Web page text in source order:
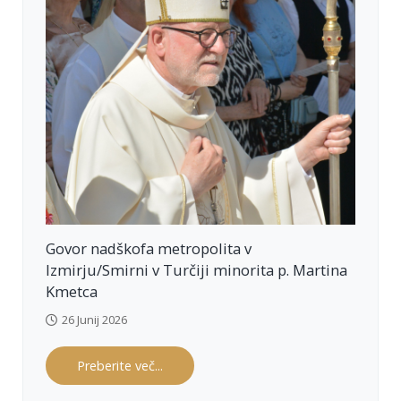
kraj
e
lahk
o
ežni
božj
e
mil
osti.
Tak
o je
prej
dob
maj
hna
cer
kvic
Govor nadškofa metropolita v
Izmirju/Smirni v Turčiji minorita p. Martina
Kmetca
26 Junij 2026
Preberite več...